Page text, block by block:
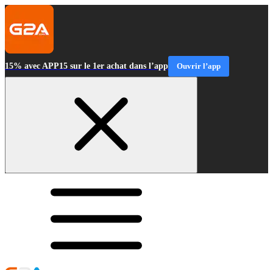
15% avec APP15 sur le 1er achat dans l’app Ouvrir l’app